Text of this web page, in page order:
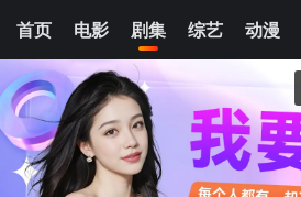
首页 电影 剧集 综艺 动漫
我的观影记录
绝对占领
清空